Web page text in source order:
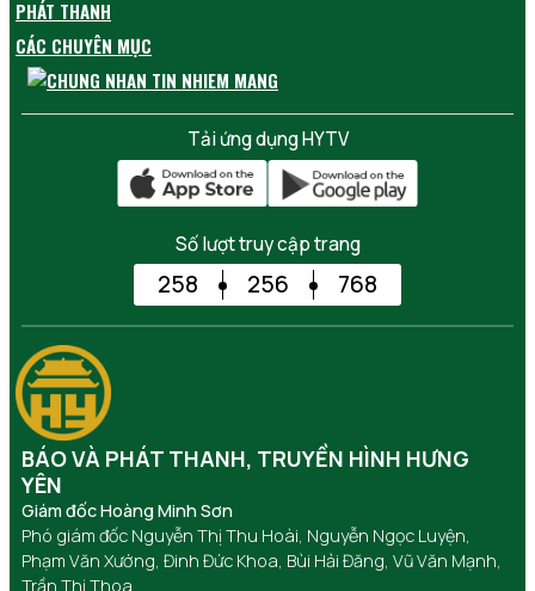
PHÁT THANH
CÁC CHUYÊN MỤC
Tải ứng dụng HYTV
Số lượt truy cập trang
258 256 768
BÁO VÀ PHÁT THANH, TRUYỀN HÌNH HƯNG
YÊN
Giám đốc Hoàng Minh Sơn
Phó giám đốc Nguyễn Thị Thu Hoài, Nguyễn Ngọc Luyện,
Phạm Văn Xướng, Đinh Đức Khoa, Bùi Hải Đăng, Vũ Văn Mạnh,
Trần Thị Thoa